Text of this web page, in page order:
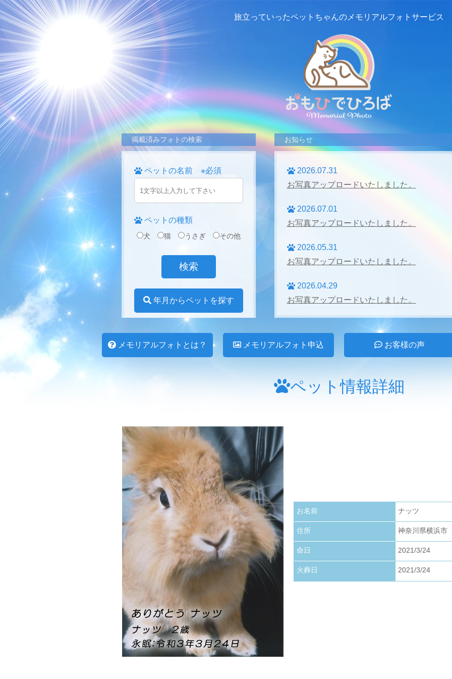
旅立っていったペットちゃんの メモリアルフォトサービス
掲載済みフォトの検索
ペットの名前 ※必須
ペットの種類
犬 猫 うさぎ その他
年月からペットを探す
お知らせ
2026.07.31
お写真アップロードいたしました。
2026.07.01
お写真アップロードいたしました。
2026.05.31
お写真アップロードいたしました。
2026.04.29
お写真アップロードいたしました。
お写真アップロードいたしました。
2026.01.01
お写真アップロードいたしました。
メモリアルフォトとは？ メモリアルフォト申込 お客様の声
ペット情報詳細
お名前 ナッツ
住所 神奈川県横浜市
命日 2021/3/24
火葬日 2021/3/24